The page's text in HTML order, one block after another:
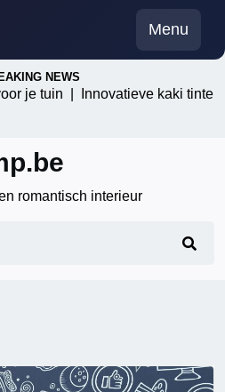
Menu
NEWS
je tuin | Innovatieve kaki tinten:
romantisch interieur